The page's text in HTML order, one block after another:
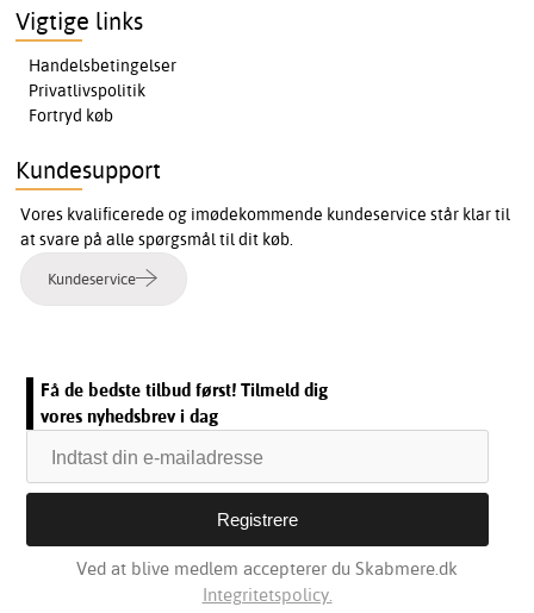
Vigtige links
Handelsbetingelser
Privatlivspolitik
Fortryd køb
Kundesupport
Vores kvalificerede og imødekommende kundeservice står klar til
at svare på alle spørgsmål til dit køb.
Kundeservice
Få de bedste tilbud først! Tilmeld dig
vores nyhedsbrev i dag
Ved at blive medlem accepterer du Skabmere.dk
Integritetspolicy.